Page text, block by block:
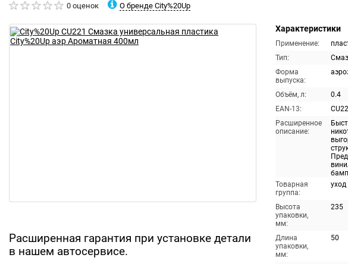
0 оценок О бренде City%20Up
Расширенная гарантия при установке детали
в нашем автосервисе.
Характеристики
Применение:
Тип:
Форма
выпуска:
Объём, л:
0.4
EAN-13:
Расширенное
описание:
Товарная
группа:
уход
Высота
упаковки,
мм:
235
Длина
упаковки,
мм:
50